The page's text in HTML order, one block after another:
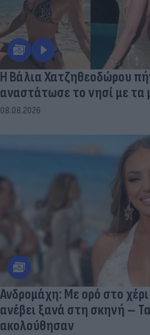
Η Βάλια Χατζηθεοδώρου
αναστάτωσε το νησί με τα
08.08.2026
Ανδρομάχη: Με ορό στο
ανέβει ξανά στη σκηνή –
ακολούθησαν